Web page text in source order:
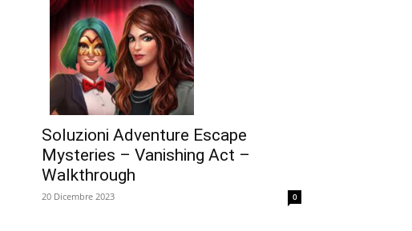
Soluzioni Adventure Escape
Mysteries – Vanishing Act –
Walkthrough
20 Dicembre 2023 0